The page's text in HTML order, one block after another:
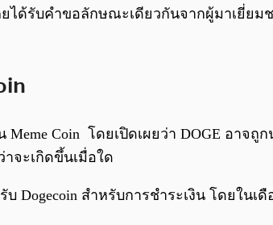
ด้รับคำขอลักษณะเดียวกันจากผู้มาเยี่ยม
Coin โดยเปิดเผยว่า DOGE อาจถูก
าจะเกิดขึ้นเมื่อใด
สำหรับการชำระเงิน โดยในเ